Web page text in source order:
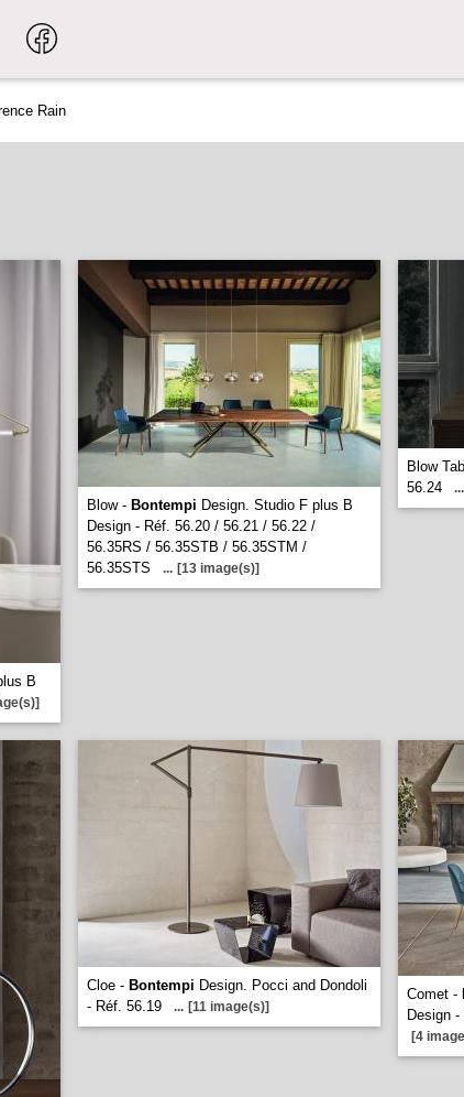
Rain
B
Blow - Bontempi Design. Studio F plus B
Design - Réf. 56.20 / 56.21 / 56.22 /
56.35RS / 56.35STB / 56.35STM /
56.35STS
... [13 image(s)]
Blow
56.24
...
Cloe - Bontempi Design. Pocci and Dondoli
- Réf. 56.19
... [11 image(s)]
Comet -
Design
[4